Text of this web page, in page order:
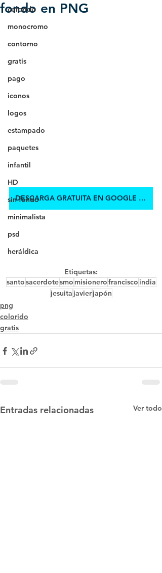
colorido
monocromo
contorno
gratis
pago
iconos
logos
estampado
paquetes
infantil
HD
sin fondo
minimalista
psd
heráldica
fondo en PNG
DESCARGA GRATUITA EN GOOGLE DRIVE
Etiquetas:
santosacerdotesmo misionerofrancisco india
jesuita javierjapón
png
colorido
gratis
Entradas relacionadas Ver todo